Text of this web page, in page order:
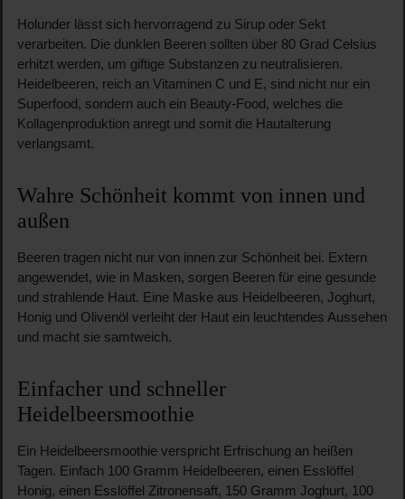
Holunder lässt sich hervorragend zu Sirup oder Sekt
verarbeiten. Die dunklen Beeren sollten über 80 Grad Celsius
erhitzt werden, um giftige Substanzen zu neutralisieren.
Heidelbeeren, reich an Vitaminen C und E, sind nicht nur ein
Superfood, sondern auch ein Beauty-Food, welches die
Kollagenproduktion anregt und somit die Hautalterung
verlangsamt.
Wahre Schönheit kommt von innen und
außen
Beeren tragen nicht nur von innen zur Schönheit bei. Extern
angewendet, wie in Masken, sorgen Beeren für eine gesunde
und strahlende Haut. Eine Maske aus Heidelbeeren, Joghurt,
Honig und Olivenöl verleiht der Haut ein leuchtendes Aussehen
und macht sie samtweich.
Einfacher und schneller
Heidelbeersmoothie
Ein Heidelbeersmoothie verspricht Erfrischung an heißen
Tagen. Einfach 100 Gramm Heidelbeeren, einen Esslöffel
Honig, einen Esslöffel Zitronensaft, 150 Gramm Joghurt, 100